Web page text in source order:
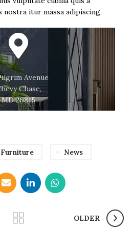
itur massa adipiscing.
Avenue
Chase,
MD 20815
Furniture News
OLDER